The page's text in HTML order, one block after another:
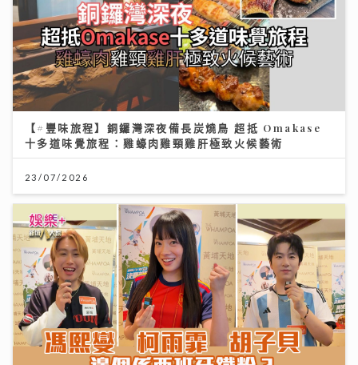
【#豐味旅程】銅鑼灣深夜備長炭燒鳥 超抵 Omakase
十多道味覺旅程：雞蠔肉雞頸雞肝極致火候藝術
23/07/2026